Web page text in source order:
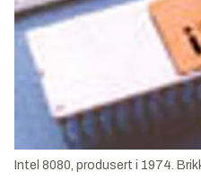
Intel 8080, produsert i 1974.